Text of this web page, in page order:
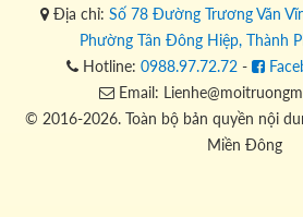
Địa chỉ: Số 78 Đường Trương Văn
Phường Tân Đông Hiệp, Thành
Hotline: 0988.97.72.72 -
Email:
© 2016-2026. Toàn bộ bản quyền nội
Miền Đông